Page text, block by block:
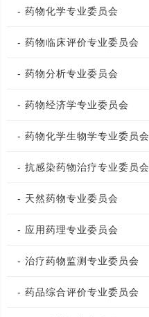
- 药物化学专业委员会
- 药物临床评价专业委员会
- 药物分析专业委员会
- 药物经济学专业委员会
- 药物化学生物学专业委员会
- 抗感染药物治疗专业委员会
- 天然药物专业委员会
- 应用药理专业委员会
- 治疗药物监测专业委员会
- 药品综合评价专业委员会